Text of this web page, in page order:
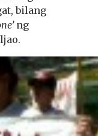
bilang
ng